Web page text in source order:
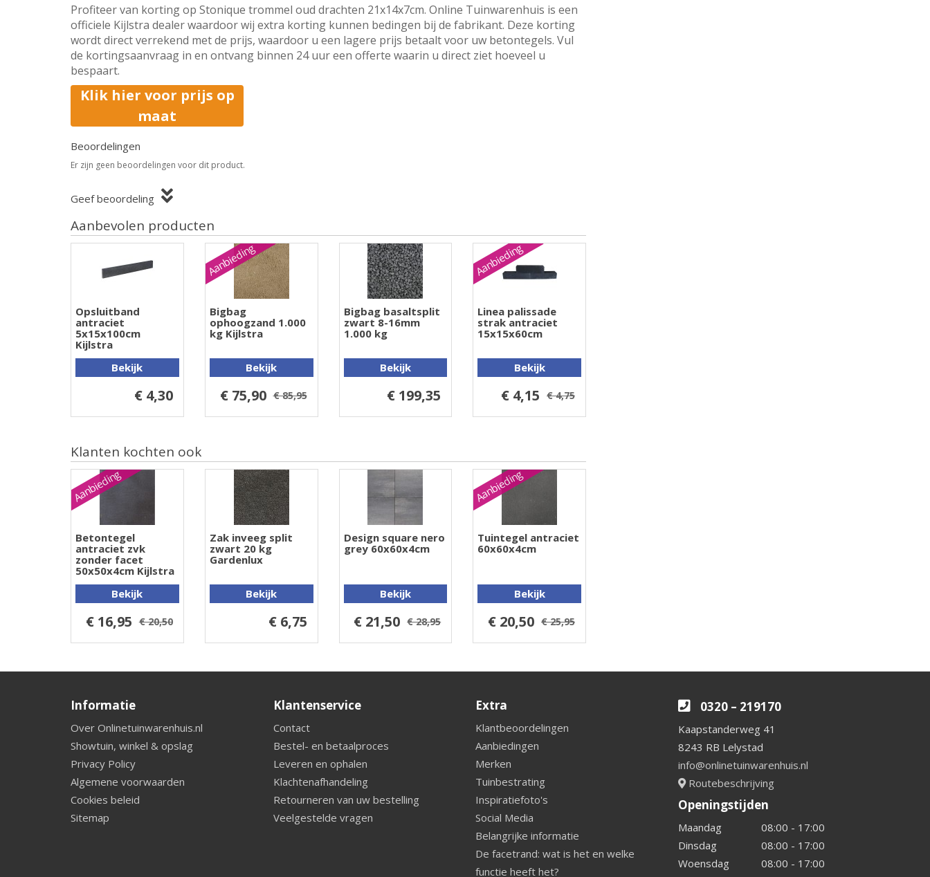
Profiteer van korting op Stonique trommel oud drachten 21x14x7cm. Online Tuinwarenhuis is een
officiele Kijlstra dealer waardoor wij extra korting kunnen bedingen bij de fabrikant. Deze korting
wordt direct verrekend met de prijs, waardoor u een lagere prijs betaalt voor uw betontegels. Vul
de kortingsaanvraag in en ontvang binnen 24 uur een offerte waarin u direct ziet hoeveel u
bespaart.
Klik hier voor prijs op
maat
Beoordelingen
Er zijn geen beoordelingen voor dit product.
Geef beoordeling
Aanbevolen producten
Opsluitband
antraciet
5x15x100cm
Kijlstra
Bekijk
€ 4,30
Aanbieding
Bigbag
ophoogzand 1.000
kg Kijlstra
Bekijk
€ 75,90 € 85,95
Bigbag basaltsplit
zwart 8-16mm
1.000 kg
Bekijk
€ 199,35
Aanbieding
Linea palissade
strak antraciet
15x15x60cm
Bekijk
€ 4,15 € 4,75
Klanten kochten ook
Aanbieding
Betontegel
antraciet zvk
zonder facet
50x50x4cm Kijlstra
Bekijk
€ 16,95 € 20,50
Zak inveeg split
zwart 20 kg
Gardenlux
Bekijk
€ 6,75
Design square nero
grey 60x60x4cm
Bekijk
€ 21,50 € 28,95
Aanbieding
Tuintegel antraciet
60x60x4cm
Bekijk
€ 20,50 € 25,95
Informatie
Over Onlinetuinwarenhuis.nl
Showtuin, winkel & opslag
Privacy Policy
Algemene voorwaarden
Cookies beleid
Sitemap
Klantenservice
Contact
Bestel- en betaalproces
Leveren en ophalen
Klachtenafhandeling
Retourneren van uw bestelling
Veelgestelde vragen
Extra
Klantbeoordelingen
Aanbiedingen
Merken
Tuinbestrating
Inspiratiefoto's
Social Media
Belangrijke informatie
De facetrand: wat is het en welke
functie heeft het?
0320 – 219170
Kaapstanderweg 41
8243 RB Lelystad
info@onlinetuinwarenhuis.nl
Routebeschrijving
Openingstijden
Maandag
08:00 - 17:00
Dinsdag
08:00 - 17:00
Woensdag
08:00 - 17:00